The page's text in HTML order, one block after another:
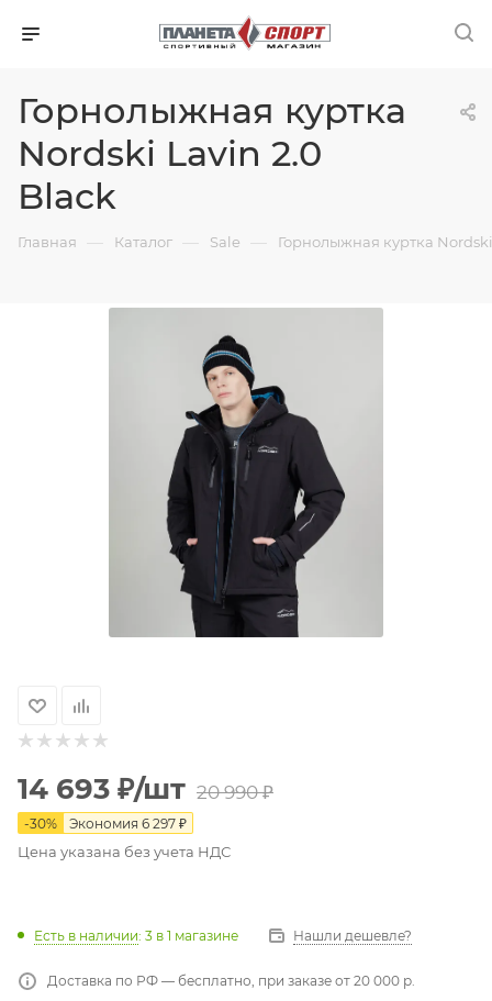
Горнолыжная куртка
Nordski Lavin 2.0
Black
Главная — Каталог — Sale — Горнолыжная куртка
14 693 ₽/шт 20 990₽
-30% Экономия 6 297 ₽
Цена указана без учета НДС
Есть в наличии: 3 в 1 магазине Нашли дешевле?
Доставка по РФ — бесплатно, при заказе от 20 000 р.